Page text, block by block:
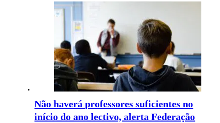
Não haverá professores suficientes no
início do ano lectivo, alerta Federação